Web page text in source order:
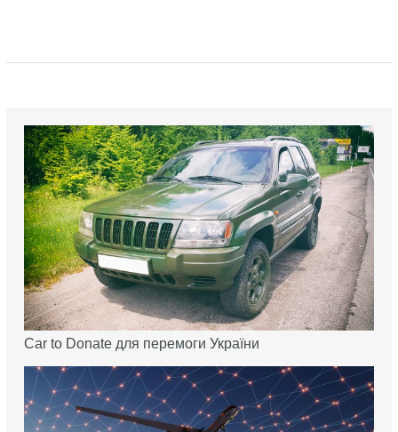
Car to Donate для перемоги України